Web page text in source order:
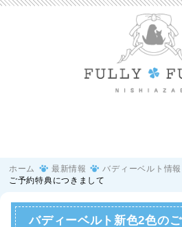
ホーム 最新情報 バディーベルト情報
ご予約特典につきまして
バディーベルト新色2色の